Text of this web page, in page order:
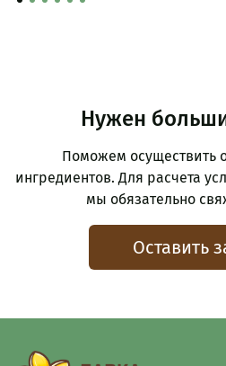
Нужен
Поможем осуществить
ингредиентов. Для расчета
мы обязательно
Оставить